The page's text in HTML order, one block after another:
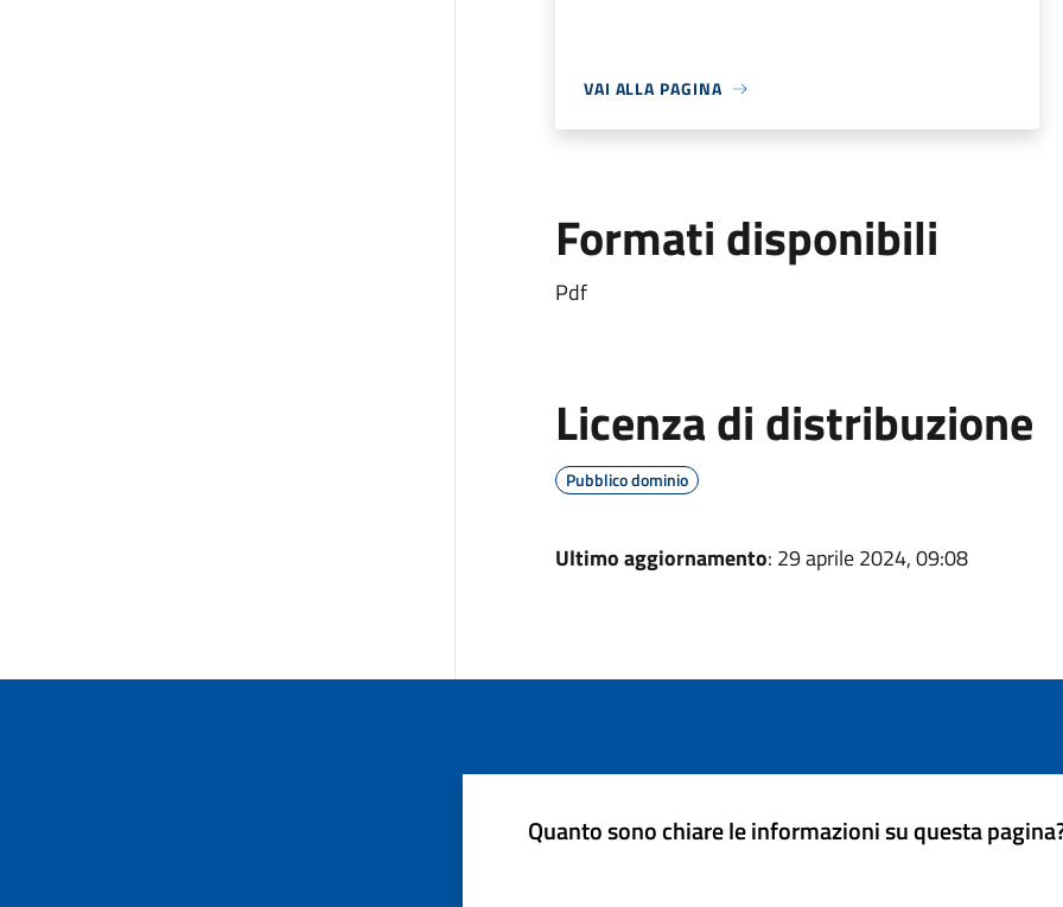
VAI ALLA PAGINA
Formati disponibili
Pdf
Licenza di distribuzione
Pubblico dominio
Ultimo aggiornamento: 29 aprile 2024, 09:08
Quanto sono chiare le informazioni su questa